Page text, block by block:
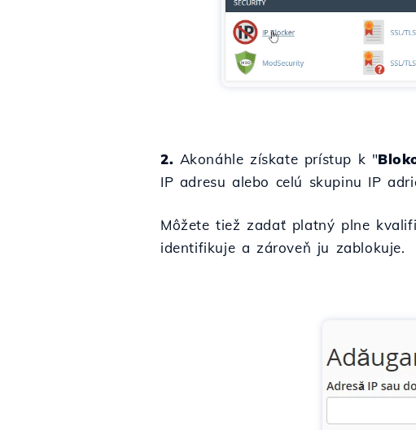
2. Akonáhle získate prístup k "
IP adresu alebo celú skupinu IP
Môžete tiež zadať platný plne
identifikuje a zároveň ju zablokuje.